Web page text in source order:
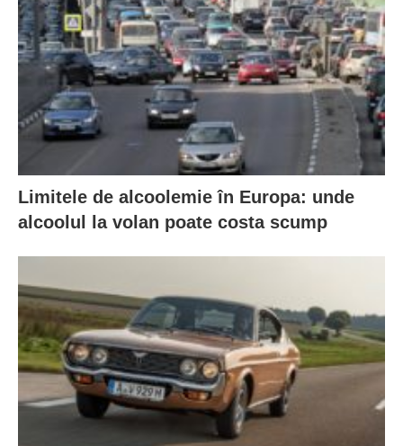
Limitele de alcoolemie în Europa: unde
alcoolul la volan poate costa scump